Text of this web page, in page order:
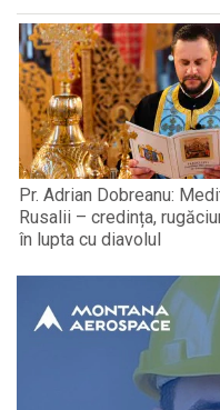
Pr. Adrian Dobreanu:
Rusalii – credința,
în lupta cu diavolul